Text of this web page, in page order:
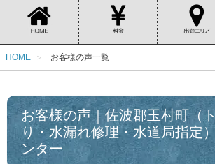
HOME お客様の声一覧
お客様の声｜佐波郡玉村町（
り・水漏れ修理・水道局指定
ンター